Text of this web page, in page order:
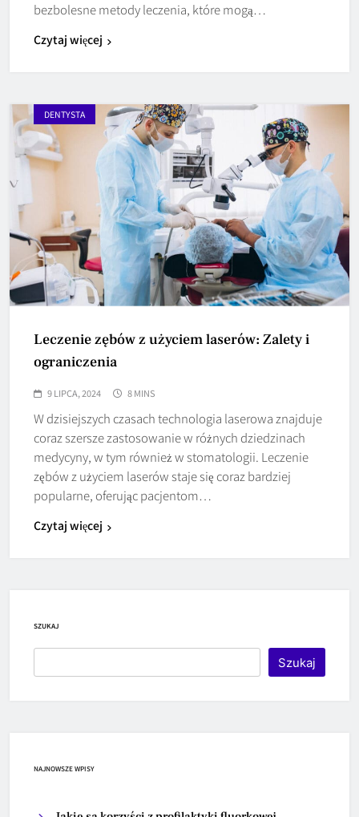
bezbolesne metody leczenia, które mogą…
Czytaj więcej
DENTYSTA
Leczenie zębów z użyciem laserów: Zalety i
ograniczenia
9 LIPCA, 2024 8 MINS
W dzisiejszych czasach technologia laserowa znajduje
coraz szersze zastosowanie w różnych dziedzinach
medycyny, w tym również w stomatologii. Leczenie
zębów z użyciem laserów staje się coraz bardziej
popularne, oferując pacjentom…
Czytaj więcej
SZUKAJ
Szukaj
NAJNOWSZE WPISY